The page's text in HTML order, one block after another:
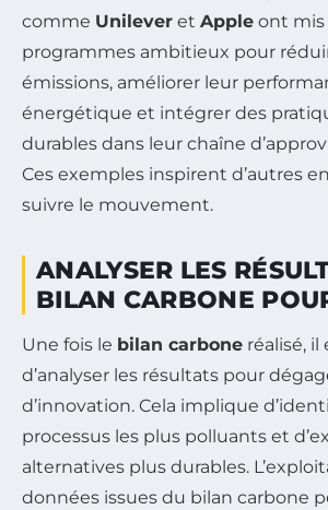
comme Unilever et Apple ont mis
programmes ambitieux pour
émissions, améliorer leur
énergétique et intégrer des
durables dans leur chaîne
Ces exemples inspirent d’autres
suivre le mouvement.
ANALYSER LES
BILAN CARBONE
Une fois le bilan carbone réalisé, il
d’analyser les résultats pour
d’innovation. Cela implique
processus les plus polluants et
alternatives plus durables.
données issues du bilan carbone